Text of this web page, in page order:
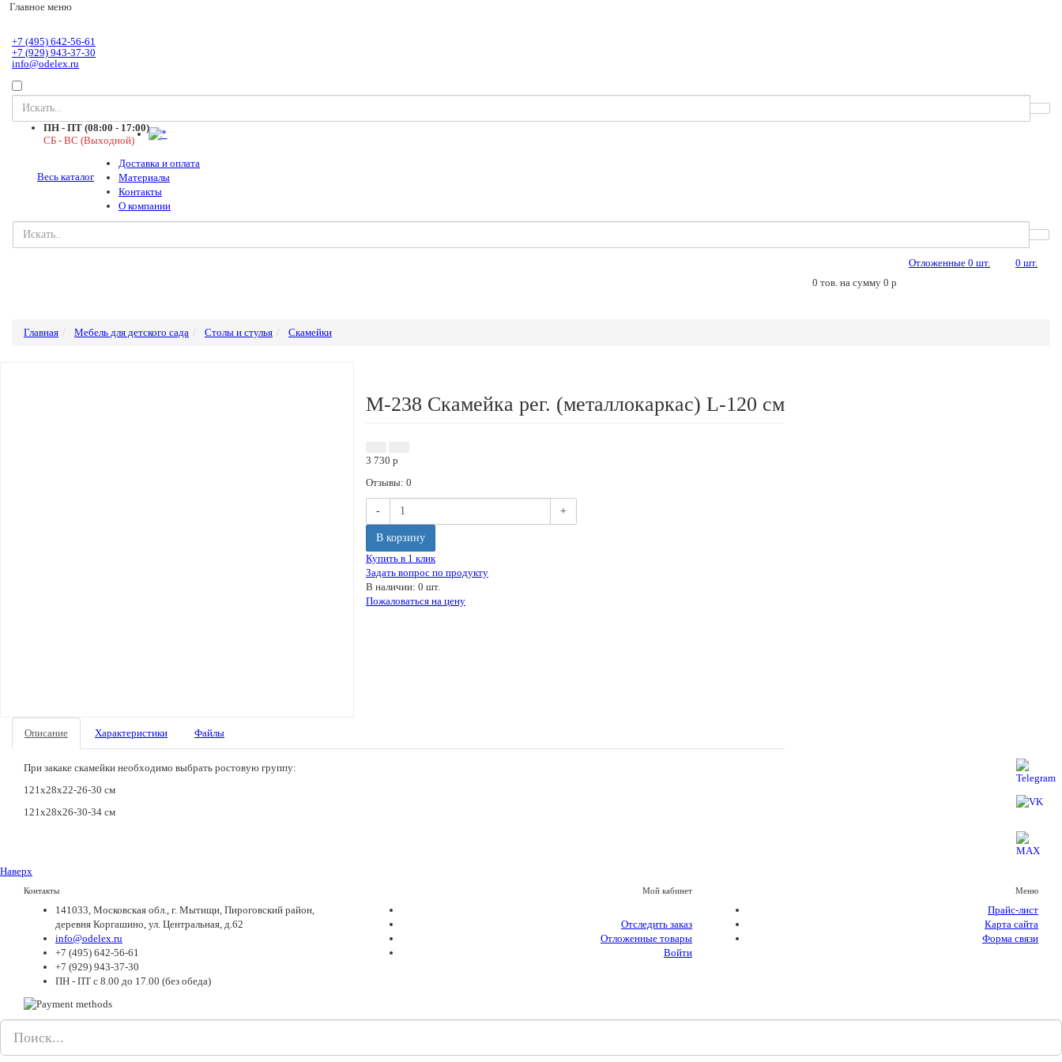
Главное меню
+7 (495) 642-56-61
+7 (929) 943-37-30
info@odelex.ru
ПН - ПТ (08:00 - 17:00)
СБ - ВС (Выходной)
Весь каталог
Доставка и оплата
Материалы
Контакты
О компании
Отложенные 0 шт. 0 шт.
0 тов. на сумму 0 p
Главная Мебель для детского сада Столы и стулья Скамейки
М-238 Скамейка рег. (металлокаркас) L-120 см
3 730 p
Отзывы: 0
- +
В корзину
Купить в 1 клик
Задать вопрос по продукту
В наличии: 0 шт.
Пожаловаться на цену
Описание Характеристики Файлы
При закаке скамейки необходимо выбрать ростовую группу:
121x28x22-26-30 см
121x28x26-30-34 см
Наверх
Контакты
141033, Московская обл., г. Мытищи, Пироговский район,
деревня Коргашино, ул. Центральная, д.62
info@odelex.ru
+7 (495) 642-56-61
+7 (929) 943-37-30
ПН - ПТ с 8.00 до 17.00 (без обеда)
Мой кабинет
Отследить заказ
Отложенные товары
Войти
Меню
Прайс-лист
Карта сайта
Форма связи